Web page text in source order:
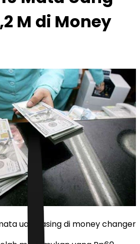
M di Money
uang asing di money changer